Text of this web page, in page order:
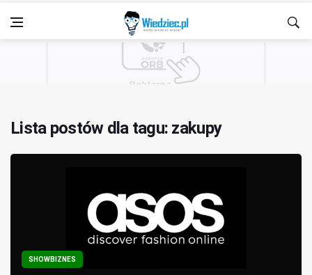
Lista postów dla tagu: zakupy
SHOWBIZNES